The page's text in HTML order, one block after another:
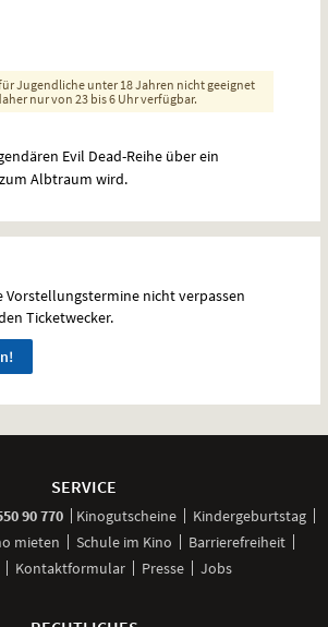
Jugendliche unter 18 Jahren nicht geeignet
nur von 23 bis 6 Uhr verfügbar.
Evil Dead-Reihe über ein
Albtraum wird.
Vorstellungstermine nicht verpassen
Ticketwecker.
SERVICE
90 770anrufen
Kinogutscheine
Kindergeburtstag
mieten Schule im Kino
Barrierefreiheit
Kontaktformular Presse Jobs